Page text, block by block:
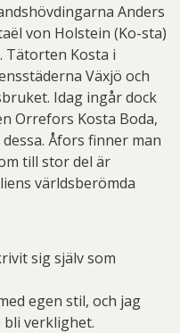
Anders
von Holstein (Ko-sta)
Tätorten Kosta i
Växjö och
Idag ingår dock
Orrefors Kosta Boda,
Åfors finner man
till stor del är
världsberömda
sig själv som
egen stil, och jag
verklighet.